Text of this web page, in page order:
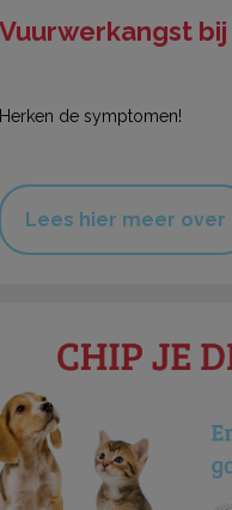
Vuurwerkangst
Herken de symptomen!
Lees hier meer over